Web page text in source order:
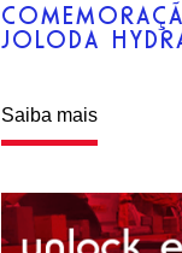
JOLODA
Saiba mais